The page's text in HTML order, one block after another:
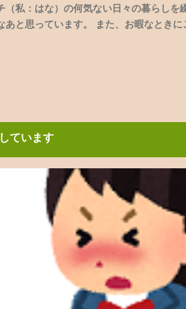
私：はな）の何気ない日々の暮らしを
と思っています。 また、お暇なときに
ています